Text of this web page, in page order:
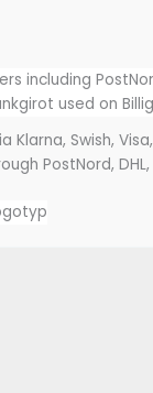
Swish,
PostNord, DHL,